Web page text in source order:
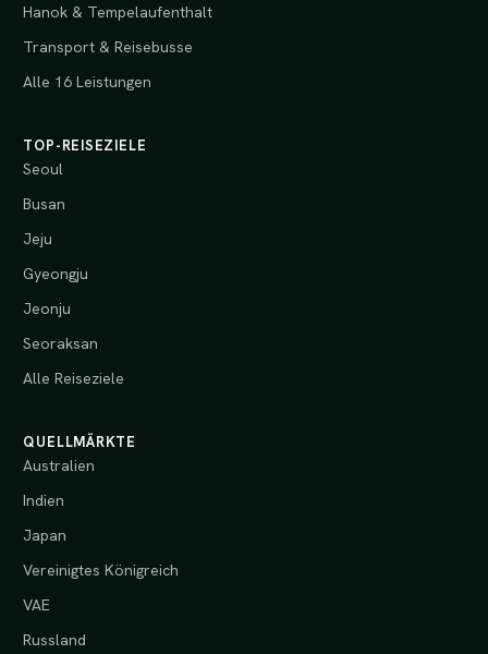
Hanok & Tempelaufenthalt
Transport & Reisebusse
Alle 16 Leistungen
TOP-REISEZIELE
Seoul
Busan
Jeju
Gyeongju
Jeonju
Seoraksan
Alle Reiseziele
QUELLMÄRKTE
Australien
Indien
Japan
Vereinigtes Königreich
VAE
Russland